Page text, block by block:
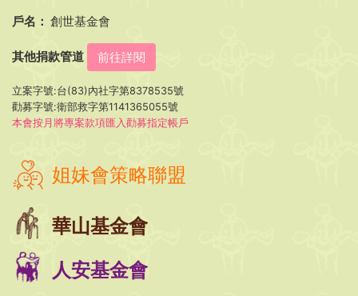
戶名： 創世基金會
其他捐款管道 前往詳閱
立案字號:台(83)內社字第8378535號
勸募字號:衛部救字第1141365055號
本會按月將專案款項匯入勸募指定帳戶
姐妹會策略聯盟
華山基金會
人安基金會